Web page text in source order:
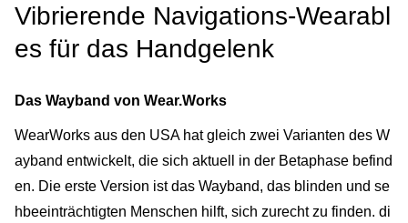
Vibrierende Navigations-Wearabl
es für das Handgelenk
Das Wayband von Wear.Works
WearWorks aus den USA hat gleich zwei Varianten des W
ayband entwickelt, die sich aktuell in der Betaphase befind
en. Die erste Version ist das Wayband, das blinden und se
hbeeinträchtigten Menschen hilft, sich zurecht zu finden. di